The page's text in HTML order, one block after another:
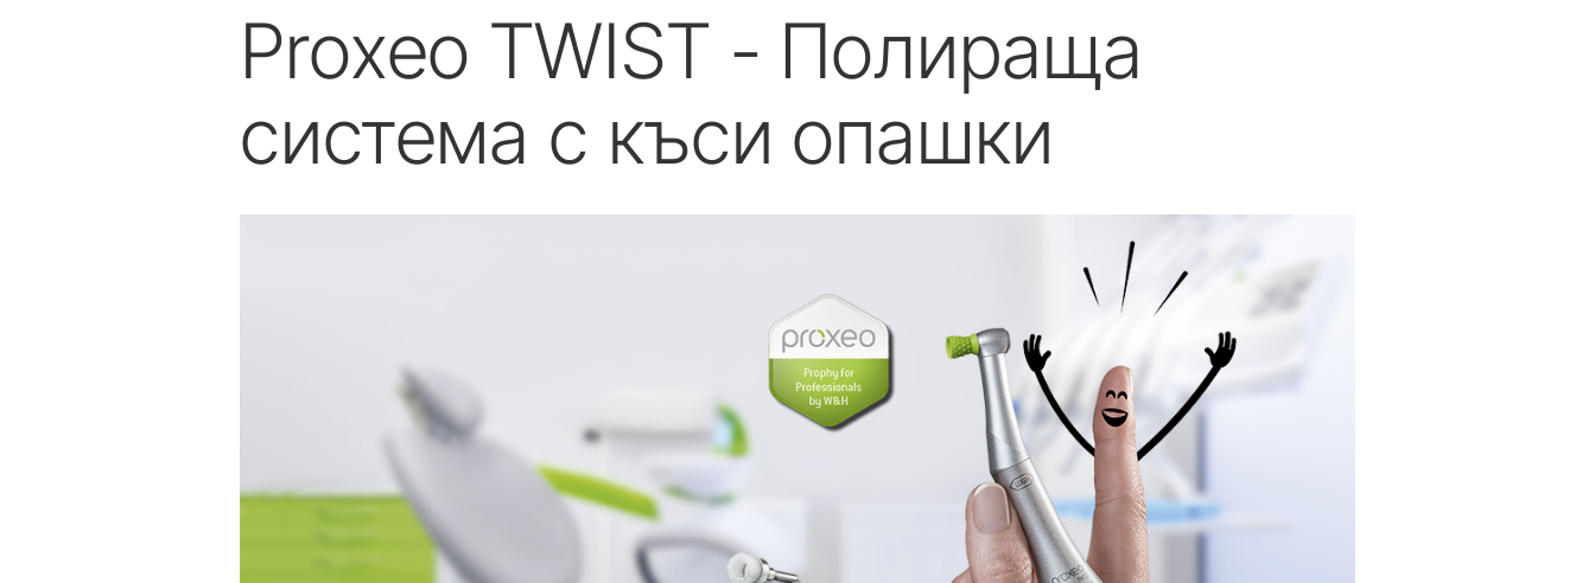
Преглед на системата
Преглед на системата
W&H AIMS
Зъботехническа
лаборатория
Регистрация на продукти
Proxeo TWIST - Полираща
система с къси опашки